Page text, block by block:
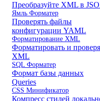
Преобразуйте XML в
Ямль Форматер
Проверять файлы
конфигурации YAML
Форматирование XML
Форматировать и
XML
SQL Форматер
Формат базы данных
Queries
CSS Минификатор
Компресс стилей